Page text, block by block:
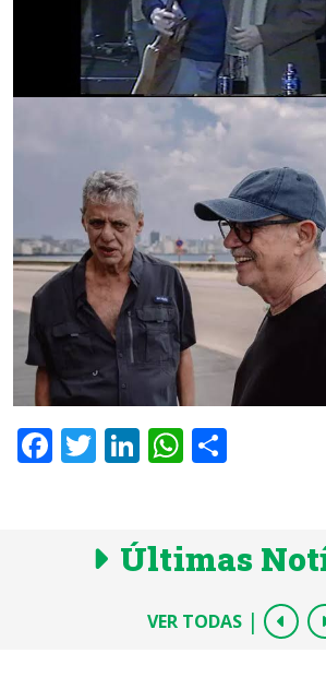
Facebook
TwitterLinkedInWhatsApp
Últimas
VER TODAS |